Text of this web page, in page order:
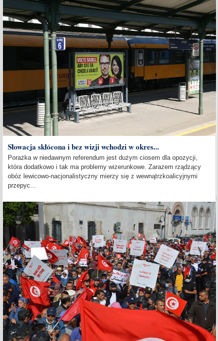
Słowacja skłócona i bez wizji wchodzi w okres...
Porażka w niedawnym referendum jest dużym ciosem dla opozycji,
która dodatkowo i tak ma problemy wizerunkowe. Zarazem rządzący
obóz lewicowo-nacjonalistyczny mierzy się z wewnątrzkoalicyjnymi
przepyc...